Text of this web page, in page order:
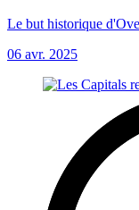
Le but historique
06 avr. 2025